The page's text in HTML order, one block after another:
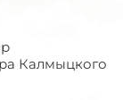
Калмыцкого